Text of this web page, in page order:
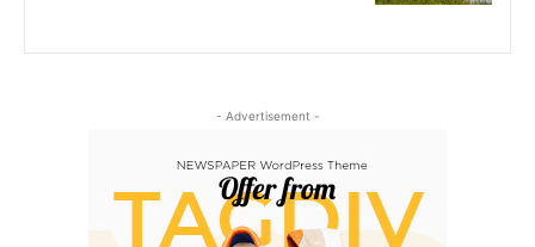
- Advertisement -